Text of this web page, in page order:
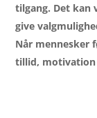
tilgang. Det kan
give
Når mennesker
tillid, motivation